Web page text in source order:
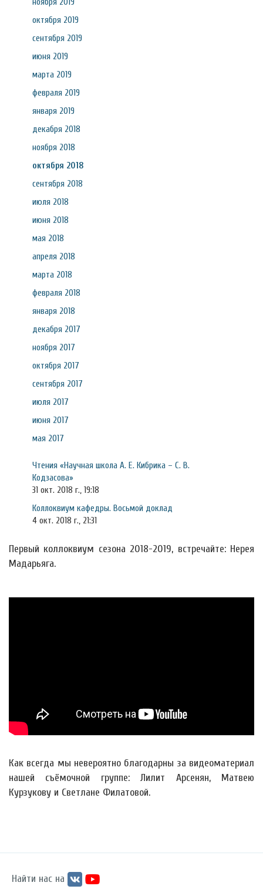
октября 2019
сентября 2019
июня 2019
марта 2019
февраля 2019
января 2019
декабря 2018
ноября 2018
октября 2018
сентября 2018
июля 2018
июня 2018
мая 2018
апреля 2018
марта 2018
февраля 2018
января 2018
декабря 2017
ноября 2017
октября 2017
сентября 2017
июля 2017
июня 2017
мая 2017
Чтения «Научная школа А. Е. Кибрика – С. В.
Кодзасова»
31 окт. 2018 г., 19:18
Коллоквиум кафедры. Восьмой доклад
4 окт. 2018 г., 21:31
Первый коллоквиум сезона 2018-2019, встречайте: Нерея
Мадарьяга.
Как всегда мы невероятно благодарны за видеоматериал
нашей съёмочной группе: Лилит Арсенян, Матвею
Курзукову и Светлане Филатовой.
Найти нас на